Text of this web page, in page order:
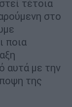
τέτοια
στο
ποια
αυτά με την
της